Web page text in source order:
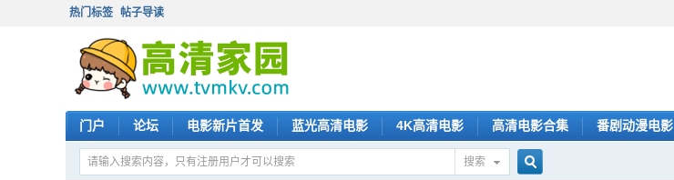
热门标签 帖子导读
门户 论坛 电影新片首发 蓝光高清电影 4K高清电影 高清电影合集 番剧动漫电影
搜索